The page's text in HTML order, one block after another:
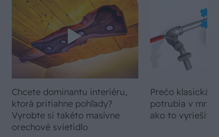
Chcete dominantu interiéru,
ktorá pritiahne pohľady?
Vyrobte si takéto masívne
orechové svietidlo
Prečo klasická
potrubia v
ako to vyriešiť